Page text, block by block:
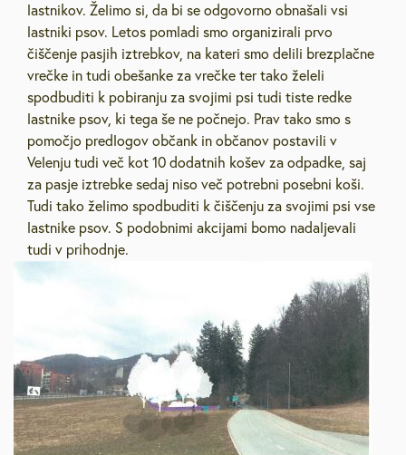
lastnikov. Želimo si, da bi se odgovorno obnašali vsi
lastniki psov. Letos pomladi smo organizirali prvo
čiščenje pasjih iztrebkov, na kateri smo delili brezplačne
vrečke in tudi obešanke za vrečke ter tako želeli
spodbuditi k pobiranju za svojimi psi tudi tiste redke
lastnike psov, ki tega še ne počnejo. Prav tako smo s
pomočjo predlogov občank in občanov postavili v
Velenju tudi več kot 10 dodatnih košev za odpadke, saj
za pasje iztrebke sedaj niso več potrebni posebni koši.
Tudi tako želimo spodbuditi k čiščenju za svojimi psi vse
lastnike psov. S podobnimi akcijami bomo nadaljevali
tudi v prihodnje.